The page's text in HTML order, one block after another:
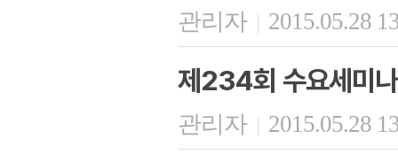
관리자 | 2015.05.28
제234회 수요세미
관리자 | 2015.05.28